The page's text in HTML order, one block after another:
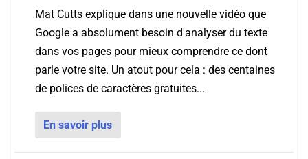
Mat Cutts explique dans une nouvelle vidéo que
Google a absolument besoin d'analyser du texte
dans vos pages pour mieux comprendre ce dont
parle votre site. Un atout pour cela : des centaines
de polices de caractères gratuites...
En savoir plus